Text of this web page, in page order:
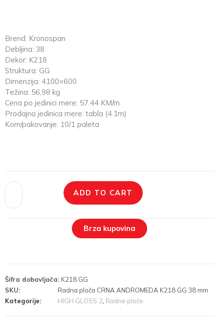
Brend: Kronospan
Debljina: 38
Dekor: K218
Struktura: GG
Dimenzija: 4100×600
Težina: 56,98 kg
Cena po jedinici mere: 57.44 KM/m
Prodajna jedinica mere: tabla (4.1m)
Kom/pakovanje: 10/1 paleta
ADD TO CART
Brza kupovina
Šifra dobavljača: K218 GG
SKU:
Radna ploča CRNA ANDROMEDA K218 GG 38 mm
Kategorije:
HIGH GLOSS 2 Radne ploče